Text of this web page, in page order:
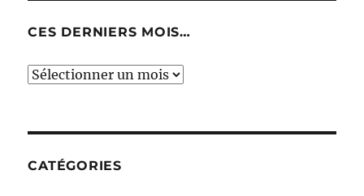
CES DERNIERS MOIS…
Ces
CATÉGORIES